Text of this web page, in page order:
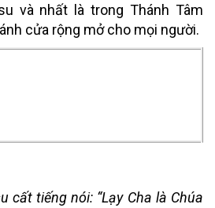
và nhất là trong Thánh Tâm
cửa rộng mở cho mọi người.
cất tiếng nói: “Lạy Cha là Chúa